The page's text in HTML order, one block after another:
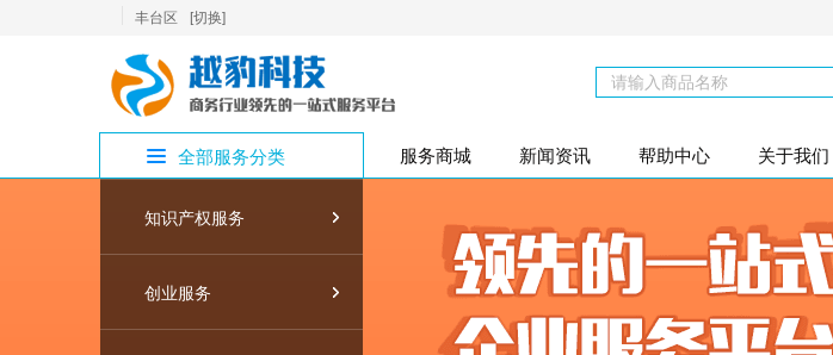
丰台区 [切换]
全部服务分类
知识产权服务
创业服务
专利服务
版权服务
财税服务
企业法律服务
刑事咨询
互联网技术
技术转移服务
服务商城 新闻资讯 帮助中心 关于我们